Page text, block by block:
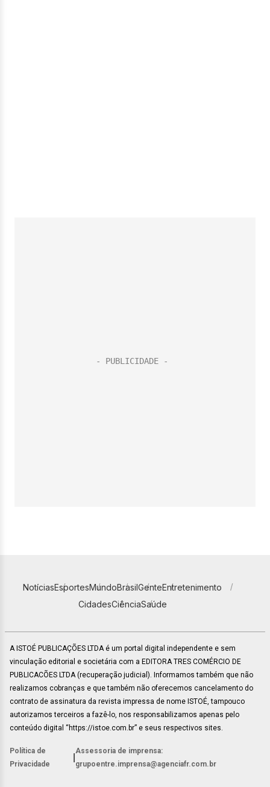
NotíciasEsportesMundoBrasilGenteEntretenimento
CidadesCiênciaSaúde
A ISTOÉ PUBLICAÇÕES LTDA é um portal digital independente e sem
vinculação editorial e societária com a EDITORA TRES COMÉRCIO DE
PUBLICACÕES LTDA (recuperação judicial). Informamos também que não
realizamos cobranças e que também não oferecemos cancelamento do
contrato de assinatura da revista impressa de nome ISTOÉ, tampouco
autorizamos terceiros a fazê-lo, nos responsabilizamos apenas pelo
conteúdo digital “https://istoe.com.br” e seus respectivos sites.
Política de
Privacidade
Assessoria de imprensa:
grupoentre.imprensa@agenciafr.com.br